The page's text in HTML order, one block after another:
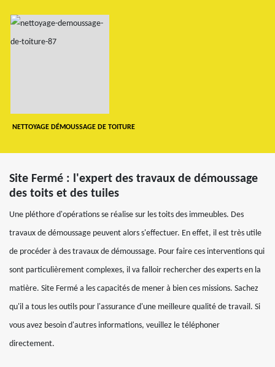
NETTOYAGE DÉMOUSSAGE DE TOITURE
Site Fermé : l'expert des travaux de démoussage
des toits et des tuiles
Une pléthore d'opérations se réalise sur les toits des immeubles. Des
travaux de démoussage peuvent alors s'effectuer. En effet, il est très utile
de procéder à des travaux de démoussage. Pour faire ces interventions qui
sont particulièrement complexes, il va falloir rechercher des experts en la
matière. Site Fermé a les capacités de mener à bien ces missions. Sachez
qu'il a tous les outils pour l'assurance d'une meilleure qualité de travail. Si
vous avez besoin d'autres informations, veuillez le téléphoner
directement.